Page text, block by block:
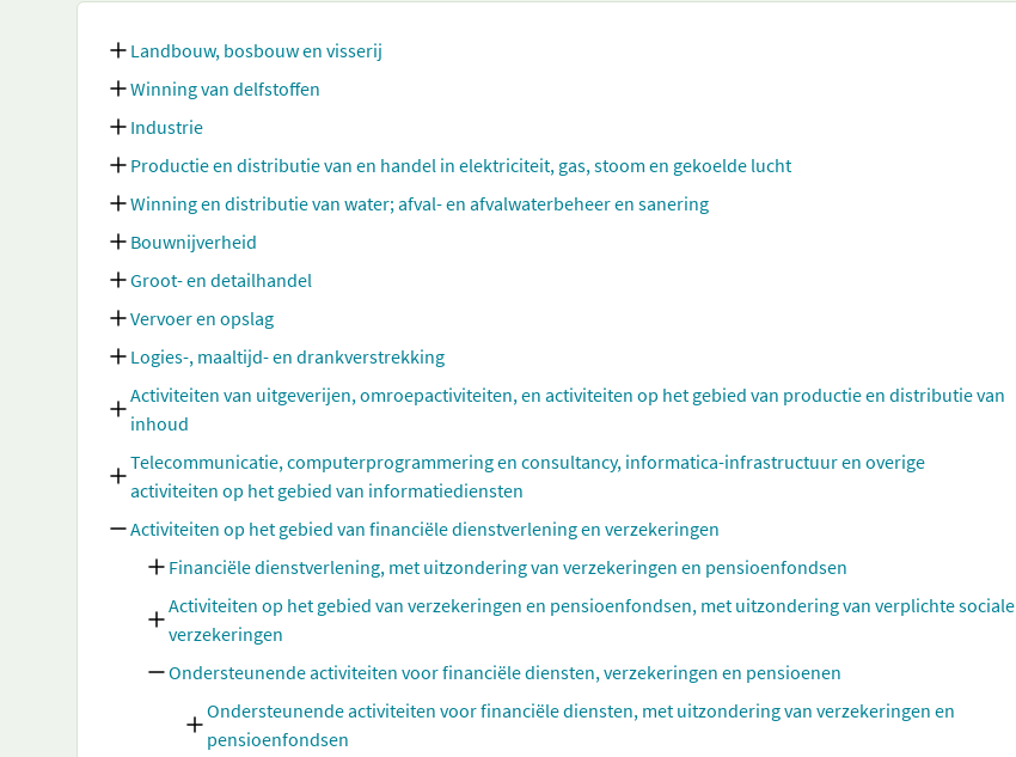
Landbouw, bosbouw en visserij
Winning van delfstoffen
Industrie
Productie en distributie van en handel in elektriciteit, gas, stoom en gekoelde lucht
Winning en distributie van water; afval- en afvalwaterbeheer en sanering
Bouwnijverheid
Groot- en detailhandel
Vervoer en opslag
Logies-, maaltijd- en drankverstrekking
Activiteiten van uitgeverijen, omroepactiviteiten, en activiteiten op het gebied van productie en distributie van
inhoud
Telecommunicatie, computerprogrammering en consultancy, informatica-infrastructuur en overige
activiteiten op het gebied van informatiediensten
Activiteiten op het gebied van financiële dienstverlening en verzekeringen
Financiële dienstverlening, met uitzondering van verzekeringen en pensioenfondsen
Activiteiten op het gebied van verzekeringen en pensioenfondsen, met uitzondering van verplichte sociale
verzekeringen
Ondersteunende activiteiten voor financiële diensten, verzekeringen en pensioenen
Ondersteunende activiteiten voor financiële diensten, met uitzondering van verzekeringen en
pensioenfondsen